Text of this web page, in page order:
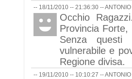
-- 18/11/2010 -- 21:36:30 --ANTONIO
Occhio
Provincia
Senza
vulnerabile e
Regione divisa.
-- 19/11/2010 -- 10:10:27 --ANTONIO